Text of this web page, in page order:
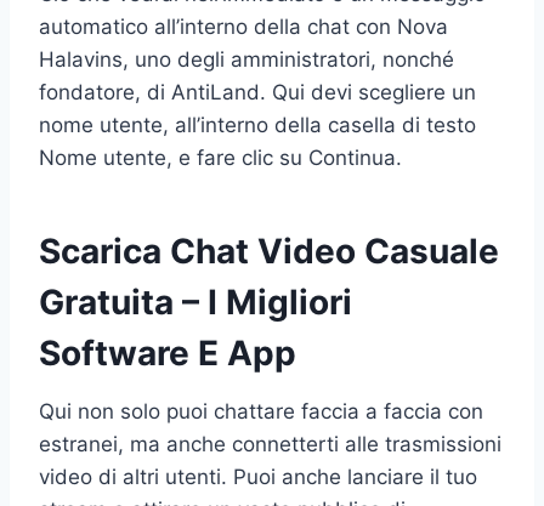
automatico all’interno della chat con Nova
Halavins, uno degli amministratori, nonché
fondatore, di AntiLand. Qui devi scegliere un
nome utente, all’interno della casella di testo
Nome utente, e fare clic su Continua.
Scarica Chat Video Casuale
Gratuita – I Migliori
Software E App
Qui non solo puoi chattare faccia a faccia con
estranei, ma anche connetterti alle trasmissioni
video di altri utenti. Puoi anche lanciare il tuo